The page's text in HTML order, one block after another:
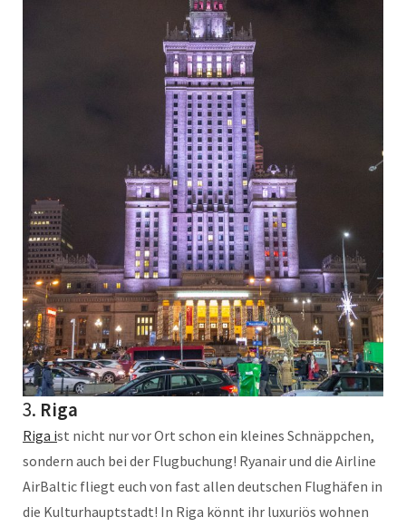
3. Riga
Riga ist nicht nur vor Ort schon ein kleines Schnäppchen,
sondern auch bei der Flugbuchung! Ryanair und die Airline
AirBaltic fliegt euch von fast allen deutschen Flughäfen in
die Kulturhauptstadt! In Riga könnt ihr luxuriös wohnen